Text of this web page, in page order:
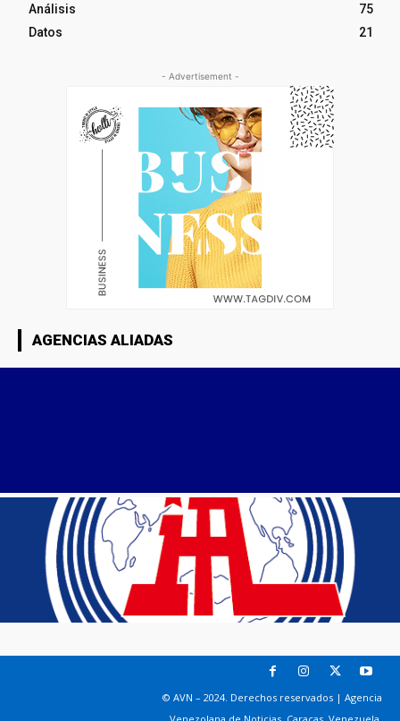
Análisis
75
Datos
21
- Advertisement -
AGENCIAS ALIADAS
© AVN – 2024. Derechos reservados | Agencia